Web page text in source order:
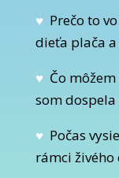
♥ Prečo to
dieťa plača
♥ Čo
som dospela
♥ Počas
rámci živého